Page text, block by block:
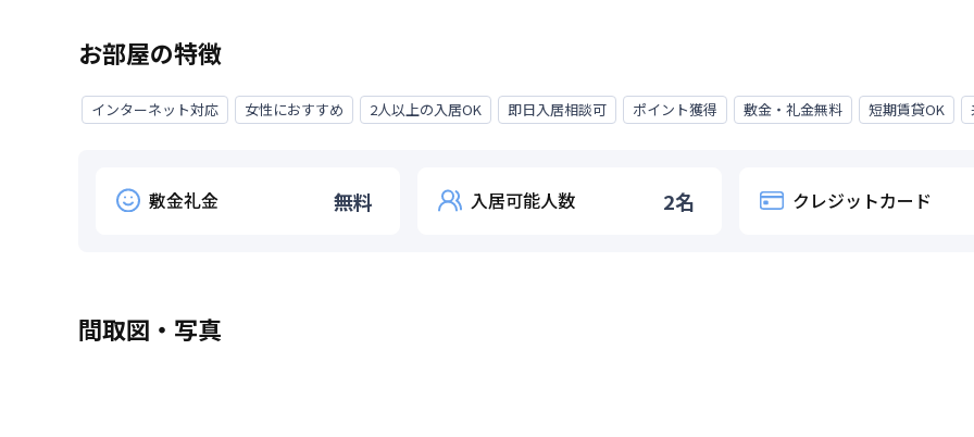
お部屋の特徴
インターネット対応 女性におすすめ 2人以上の入居OK 即日入居相談可 ポイント獲得 敷金・礼金無料 短期賃貸OK
敷金礼金 無料 入居可能人数 2名 クレジットカード
間取図・写真